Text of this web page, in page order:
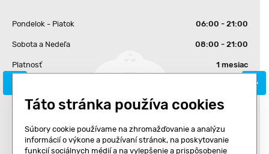
Pondelok - Piatok 06:00 - 21:00
Sobota a Nedeľa 08:00 - 21:00
Platnosť 1 mesiac
Cena pre jednu prevádzku
Táto stránka používa cookies
Súbory cookie používame na zhromažďovanie a analýzu
informácií o výkone a používaní stránok, na poskytovanie
funkcií sociálnych médií a na vylepšenie a prispôsobenie